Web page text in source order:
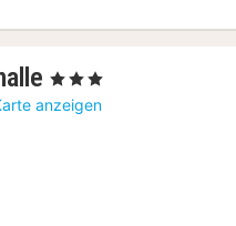
2
Nächte
, 3 Sterne
anzeigen